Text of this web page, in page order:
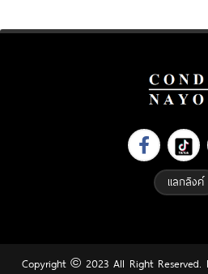
แลกลิงค์
Copyright © 2023 All Right Reserved.